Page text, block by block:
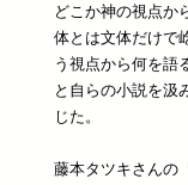
どこか神の視点か
体とは文体だけで
う視点から何を語
と自らの小説を汲
じた。
藤本タツキさんの